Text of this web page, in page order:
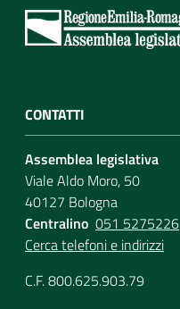
CONTATTI
Assemblea legislativa
Viale Aldo Moro, 50
40127 Bologna
Centralino 051 5275226
Cerca telefoni e indirizzi
C.F. 800.625.903.79